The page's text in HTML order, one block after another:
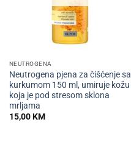
NEUTROGENA
Neutrogena pjena za čišćenje sa
kurkumom 150 ml, umiruje kožu
koja je pod stresom sklona
mrljama
15,00KM